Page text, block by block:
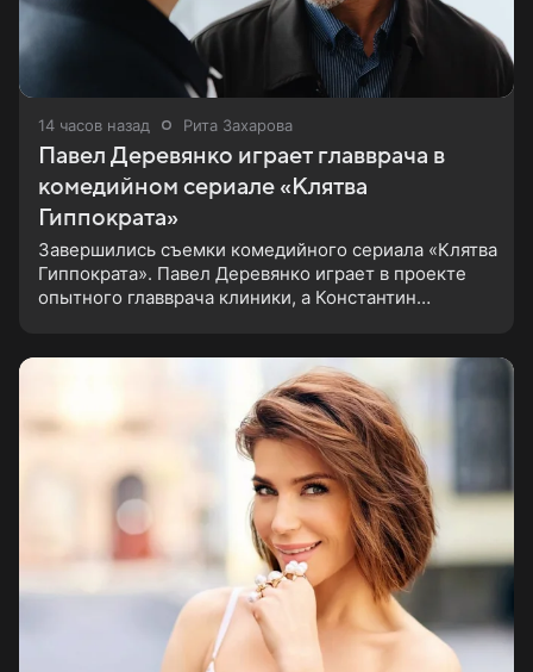
14 часов назад Рита Захарова
Павел Деревянко играет главврача в
комедийном сериале «Клятва
Гиппократа»
Завершились съемки комедийного сериала «Клятва
Гиппократа». Павел Деревянко играет в проекте
опытного главврача клиники, а Константин